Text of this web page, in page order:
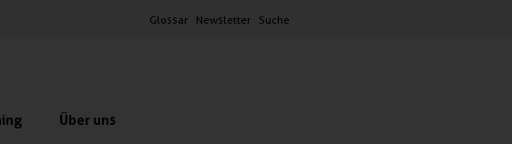
Glossar Newsletter Suche
Über uns